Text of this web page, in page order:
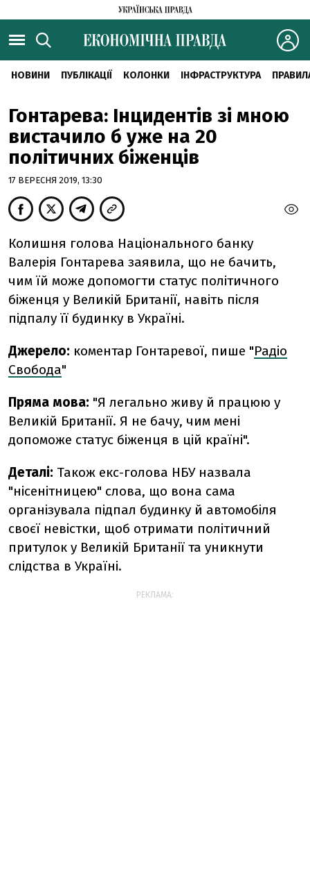
НОВИНИ ПУБЛІКАЦІЇ КОЛОНКИ ІНФРАСТРУКТУРА
Гонтарева: Інцидентів зі мною
вистачило б уже на 20
політичних біженців
17 ВЕРЕСНЯ 2019, 13:30
Колишня голова Національного банку
Валерія Гонтарева заявила, що не бачить,
чим їй може допомогти статус політичного
біженця у Великій Британії, навіть після
підпалу її будинку в Україні.
Джерело: коментар Гонтаревої, пише "Радіо
Свобода"
Пряма мова: "Я легально живу й працюю у
Великій Британії. Я не бачу, чим мені
допоможе статус біженця в цій країні".
Деталі: Також екс-голова НБУ назвала
"нісенітницею" слова, що вона сама
організувала підпал будинку й автомобіля
своєї невістки, щоб отримати політичний
притулок у Великій Британії та уникнути
слідства в Україні.
РЕКЛАМА: